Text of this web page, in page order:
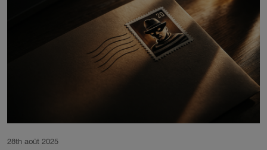
28th août 2025